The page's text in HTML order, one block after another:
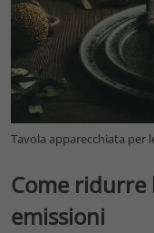
Tavola apparecchiata per
Come ridurre
emissioni